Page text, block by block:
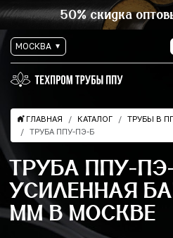
50% скидка
МОСКВА
ГЛАВНАЯ КАТАЛОГ
ТРУБЫ В
ТРУБА ППУ-ПЭ-Б
ТРУБА ППУ-
УСИЛЕННАЯ
ММ В МОСКВЕ